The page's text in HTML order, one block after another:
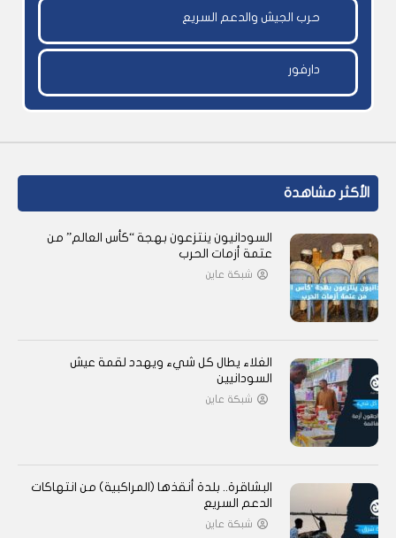
حرب الجيش والدعم السريع
دارفور
الأكثر مشاهدة
السودانيون ينتزعون بهجة “كأس العالم” من
عتمة أزمات الحرب
شبكة عاين
الغلاء يطال كل شيء ويهدد لقمة عيش
السودانيين
شبكة عاين
البشاقرة.. بلدة أنقذها (المراكبية) من انتهاكات
الدعم السريع
شبكة عاين